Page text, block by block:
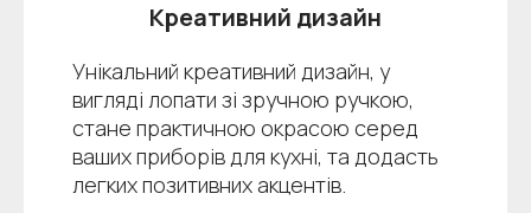
Креативний дизайн
Унікальний креативний дизайн, у
вигляді лопати зі зручною ручкою,
стане практичною окрасою серед
ваших приборів для кухні, та додасть
легких позитивних акцентів.